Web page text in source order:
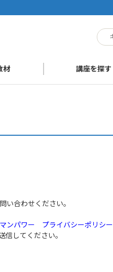
材 講座を探す
い合わせください。
ンパワー プライバシーポリシー
信してください。